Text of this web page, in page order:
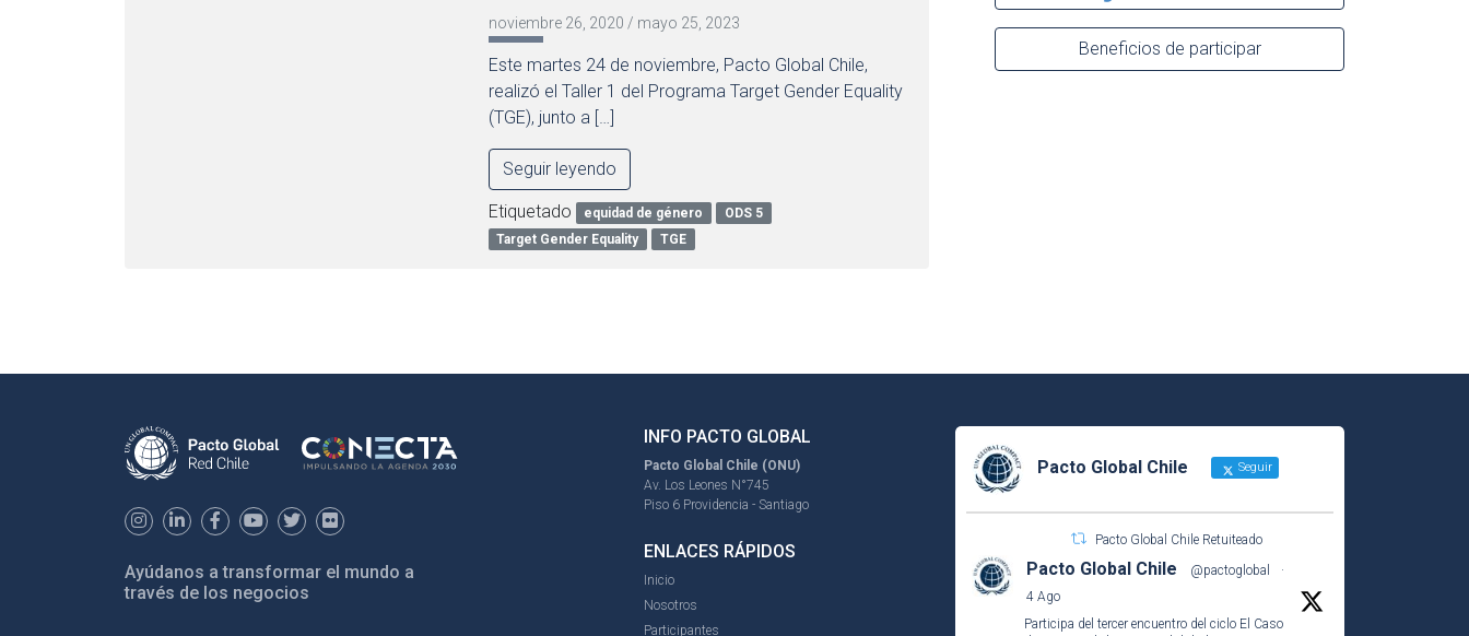
noviembre 26, 2020 / mayo 25, 2023
Este martes 24 de noviembre, Pacto Global Chile,
realizó el Taller 1 del Programa Target Gender Equality
(TGE), junto a […]
Seguir leyendo
Etiquetado equidad de género
ODS 5
Target Gender Equality
TGE
Beneficios de participar
Ayúdanos a transformar el mundo a
través de los negocios
INFO PACTO GLOBAL
Pacto Global Chile (ONU)
Av. Los Leones N°745
Piso 6 Providencia - Santiago
ENLACES RÁPIDOS
Inicio
Nosotros
Participantes
Pacto Global Chile Seguir
Pacto Global Chile Retuiteado
Pacto Global Chile @pactoglobal
·
4 Ago
Participa del tercer encuentro del ciclo El Caso